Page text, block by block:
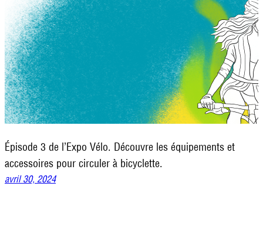
Épisode 3 de l’Expo Vélo. Découvre les équipements et
accessoires pour circuler à bicyclette.
avril 30, 2024